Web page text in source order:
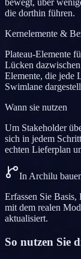
die dorthin führen.
Kernelemente &
Plateau-Elemente
Lücken
Elemente, die jede
Swimlane
Wann sie nutzen
Um Stakeholder
sich in jedem
echten Lieferplan
In Archilu
Erfassen Sie
mit dem realen
aktualisiert.
So nutzen Sie